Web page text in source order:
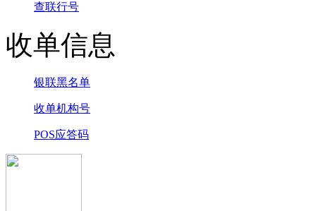
查联行号
收单信息
银联黑名单
收单机构号
POS应答码